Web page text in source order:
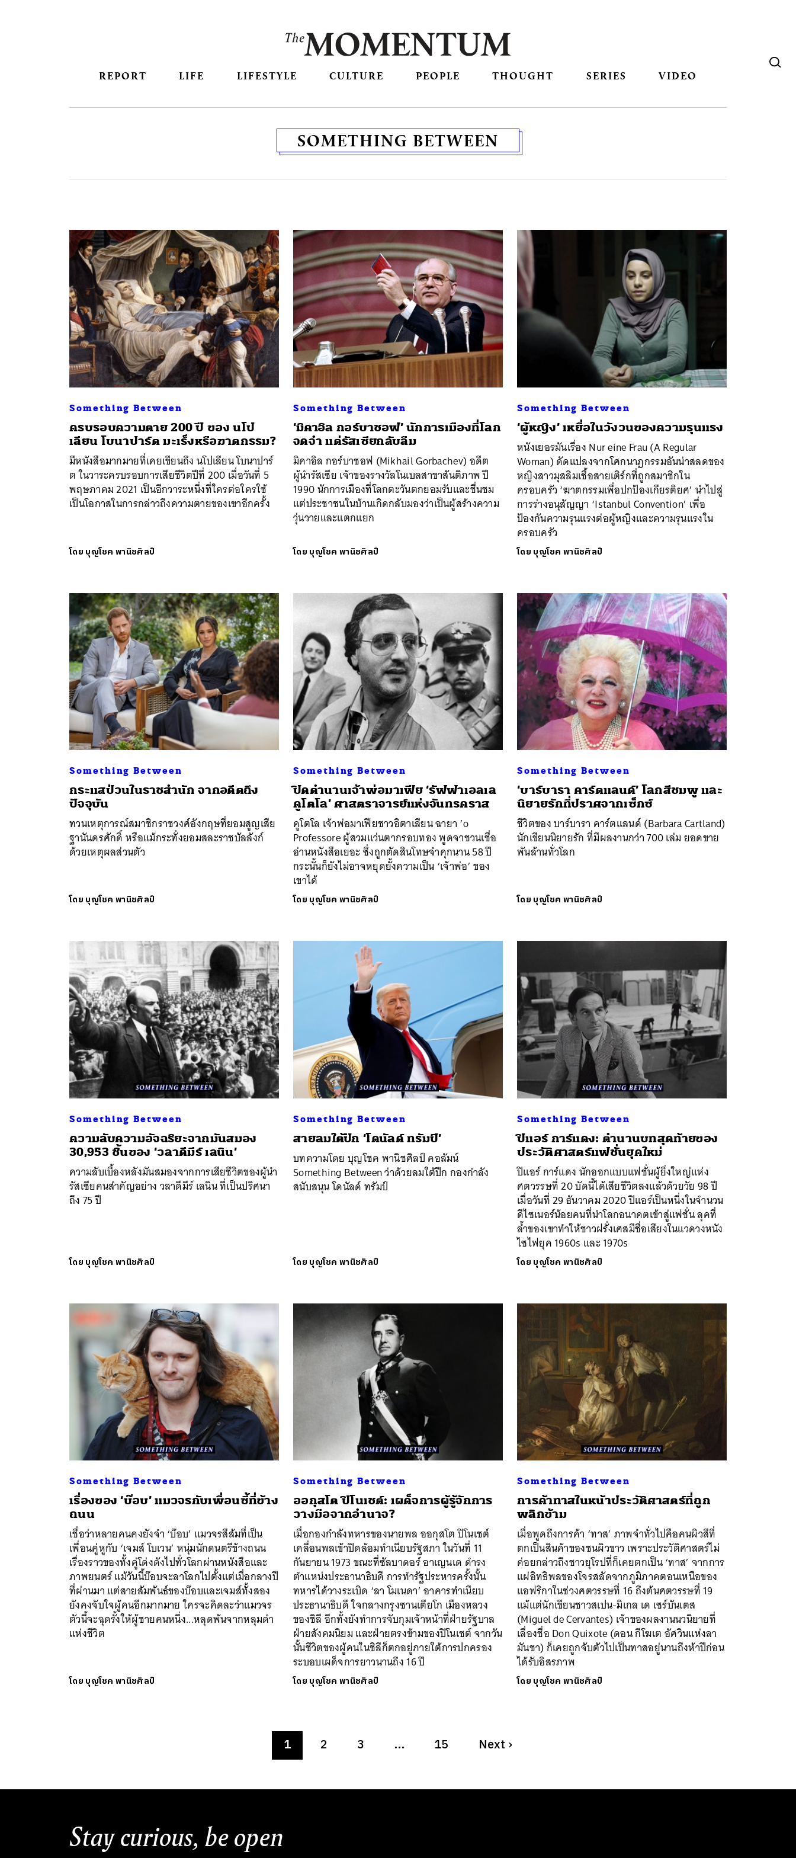
REPORT LIFE LIFESTYLE CULTURE PEOPLE THOUGHT SERIES VIDEO
SOMETHING BETWEEN
Something Between
ครบรอบความตาย 200 ปี ของ นโป
เลียน โบนาปาร์ต มะเร็งหรือฆาตกรรม?
มีหนังสือมากมายที่เคยเขียนถึง นโปเลียน โบนาปาร์
ต ในวาระครบรอบการเสียชีวิตปีที่ 200 เมื่อวันที่ 5
พฤษภาคม 2021 เป็นอีกวาระหนึ่งที่ใครต่อใครใช้
เป็นโอกาสในการกล่าวถึงความตายของเขาอีกครั้ง
โดย บุญโชค พานิชศิลป์
Something Between
‘มิคาอิล กอร์บาชอฟ’ นักการเมืองที่โลก
จดจำ แต่รัสเซียกลับลืม
มิคาอิล กอร์บาชอฟ (Mikhail Gorbachev) อดีต
ผู้นำรัสเซีย เจ้าของรางวัลโนเบลสาขาสันติภาพ ปี
1990 นักการเมืองที่โลกตะวันตกยอมรับและชื่นชม
แต่ประชาชนในบ้านเกิดกลับมองว่าเป็นผู้สร้างความ
วุ่นวายและแตกแยก
โดย บุญโชค พานิชศิลป์
Something Between
‘ผู้หญิง’ เหยื่อในวังวนของความรุนแรง
หนังเยอรมันเรื่อง Nur eine Frau (A Regular
Woman) ดัดแปลงจากโศกนาฏกรรมอันน่าสลดของ
หญิงสาวมุสลิมเชื้อสายเติร์กที่ถูกสมาชิกใน
ครอบครัว ‘ฆาตกรรมเพื่อปกป้องเกียรติยศ’ นำไปสู่
การร่างอนุสัญญา ‘Istanbul Convention’ เพื่อ
ป้องกันความรุนแรงต่อผู้หญิงและความรุนแรงใน
ครอบครัว
โดย บุญโชค พานิชศิลป์
Something Between
กระแสป่วนในราชสำนัก จากอดีตถึง
ปัจจุบัน
ทวนเหตุการณ์สมาชิกราชวงศ์อังกฤษที่ยอมสูญเสีย
ฐานันดรศักดิ์ หรือแม้กระทั่งยอมสละราชบัลลังก์
ด้วยเหตุผลส่วนตัว
โดย บุญโชค พานิชศิลป์
Something Between
ปิดตำนานเจ้าพ่อมาเฟีย ‘รัฟฟาเอลเล
คูโตโล’ ศาสตราจารย์แห่งจันทรคราส
คูโตโล เจ้าพ่อมาเฟียชาวอิตาเลียน ฉายา ’o
Professore ผู้สวมแว่นตากรอบทอง พูดจาชวนเชื่อ
อ่านหนังสือเยอะ ซึ่งถูกตัดสินโทษจำคุกนาน 58 ปี
กระนั้นก็ยังไม่อาจหยุดยั้งความเป็น ‘เจ้าพ่อ’ ของ
เขาได้
โดย บุญโชค พานิชศิลป์
Something Between
‘บาร์บารา คาร์ตแลนด์’ โลกสีชมพู และ
นิยายรักที่ปราศจากเซ็กซ์
ชีวิตของ บาร์บารา คาร์ตแลนด์ (Barbara Cartland)
นักเขียนนิยายรัก ที่มีผลงานกว่า 700 เล่ม ยอดขาย
พันล้านทั่วโลก
โดย บุญโชค พานิชศิลป์
Something Between
ความลับความอัจฉริยะจากมันสมอง
30,953 ชิ้นของ ‘วลาดีมีร์ เลนิน’
ความลับเบื้องหลังมันสมองจากการเสียชีวิตของผู้นำ
รัสเซียคนสำคัญอย่าง วลาดีมีร์ เลนิน ที่เป็นปริศนา
ถึง 75 ปี
โดย บุญโชค พานิชศิลป์
Something Between
สายลมใต้ปีก ‘โดนัลด์ ทรัมป์’
บทความโดย บุญโชค พานิชศิลป์ คอลัมน์
Something Between ว่าด้วยลมใต้ปีก กองกำลัง
สนับสนุน โดนัลด์ ทรัมป์
โดย บุญโชค พานิชศิลป์
Something Between
ปิแอร์ การ์แดง: ตำนานบทสุดท้ายของ
ประวัติศาสตร์แฟชั่นยุคใหม่
ปิแอร์ การ์แดง นักออกแบบแฟชั่นผู้ยิ่งใหญ่แห่ง
ศตวรรษที่ 20 บัดนี้ได้เสียชีวิตลงแล้วด้วยวัย 98 ปี
เมื่อวันที่ 29 ธันวาคม 2020 ปิแอร์เป็นหนึ่งในจำนวน
ดีไซเนอร์น้อยคนที่นำโลกอนาคตเข้าสู่แฟชั่น ลุคที่
ล้ำของเขาทำให้ชาวฝรั่งเศสมีชื่อเสียงในแวดวงหนัง
ไซไฟยุค 1960s และ 1970s
โดย บุญโชค พานิชศิลป์
Something Between
เรื่องของ ‘บ๊อบ’ แมวจรกับเพื่อนซี้ที่ข้าง
ถนน
เชื่อว่าหลายคนคงยังจำ ‘บ๊อบ’ แมวจรสีส้มที่เป็น
เพื่อนคู่หูกับ ‘เจมส์ โบเวน’ หนุ่มนักดนตรีข้างถนน
เรื่องราวของทั้งคู่โด่งดังไปทั่วโลกผ่านหนังสือและ
ภาพยนตร์ แม้วันนี้บ๊อบจะลาโลกไปตั้งแต่เมื่อกลางปี
ที่ผ่านมา แต่สายสัมพันธ์ของบ๊อบและเจมส์ทั้งสอง
ยังคงจับใจผู้คนอีกมากมาย ใครจะคิดละว่าแมวจร
ตัวนี้จะฉุดรั้งให้ผู้ชายคนหนึ่ง...หลุดพ้นจากหลุมดำ
แห่งชีวิต
โดย บุญโชค พานิชศิลป์
Something Between
ออกุสโต ปิโนเชต์: เผด็จการผู้รู้จักการ
วางมือจากอำนาจ?
เมื่อกองกำลังทหารของนายพล ออกุสโต ปิโนเชต์
เคลื่อนพลเข้าปิดล้อมทำเนียบรัฐสภา ในวันที่ 11
กันยายน 1973 ขณะที่ซัลบาดอร์ อาเญนเด ดำรง
ตำแหน่งประธานาธิบดี การทำรัฐประหารครั้งนั้น
ทหารได้วางระเบิด ‘ลา โมเนดา’ อาคารทำเนียบ
ประธานาธิบดี ใจกลางกรุงซานเตียโก เมืองหลวง
ของชิลี อีกทั้งยังทำการจับกุมเจ้าหน้าที่ฝ่ายรัฐบาล
ฝ่ายสังคมนิยม และฝ่ายตรงข้ามของปิโนเชต์ จากวัน
นั้นชีวิตของผู้คนในชิลีก็ตกอยู่ภายใต้การปกครอง
ระบอบเผด็จการยาวนานถึง 16 ปี
โดย บุญโชค พานิชศิลป์
Something Between
การค้าทาสในหน้าประวัติศาสตร์ที่ถูก
พลิกข้าม
เมื่อพูดถึงการค้า ‘ทาส’ ภาพจำทั่วไปคือคนผิวสีที่
ตกเป็นสินค้าของชนผิวขาว เพราะประวัติศาสตร์ไม่
ค่อยกล่าวถึงชาวยุโรปที่ก็เคยตกเป็น ‘ทาส’ จากการ
แผ่อิทธิพลของโจรสลัดจากภูมิภาคตอนเหนือของ
แอฟริกาในช่วงศตวรรษที่ 16 ถึงต้นศตวรรษที่ 19
แม้แต่นักเขียนชาวสเปน-มิเกล เด เซร์บันเตส
(Miguel de Cervantes) เจ้าของผลงานนวนิยายที่
เลื่องชื่อ Don Quixote (ดอน กีโฆเต อัศวินแห่งลา
มันชา) ก็เคยถูกจับตัวไปเป็นทาสอยู่นานถึงห้าปีก่อน
ได้รับอิสรภาพ
โดย บุญโชค พานิชศิลป์
1 2 3 … 15 Next›
Stay curious, be open
ค้นหา
SHARE TWEET LINE EMAIL